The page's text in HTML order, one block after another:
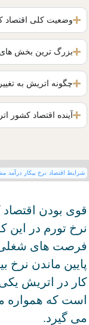
وضعیت کلی
بزرگ ترین بخش های
چگونه اتریش به
آینده اقتصاد کشور
شرایط اقتصادینرخ بیکاریدرآمدها
قوی بودن
نرخ تورم در این
فرصت های شغلی
پایین ماندن
کار در اتریش
است که همواره
می گیرد.